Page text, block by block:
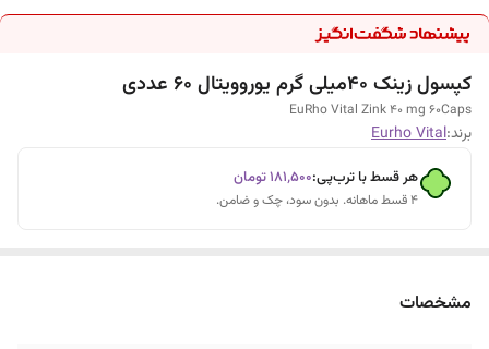
کپسول زینک 40میلی گرم یوروویتال 60 عددی
EuRho Vital Zink 40 mg 60Caps
برند:Eurho Vital
هر قسط با ترب‌پی:۱۸۱٬۵۰۰تومان
۴ قسط ماهانه. بدون سود، چک و ضامن.
مشخصات